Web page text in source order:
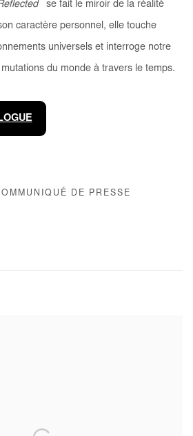
se fait le miroir de la réalité
caractère personnel, elle touche
universels et interroge notre
du monde à travers le temps.
DE PRESSE